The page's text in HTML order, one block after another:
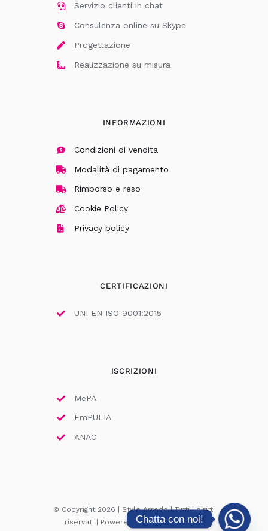
Servizio clienti in chat
Consulenza online su Skype
Progettazione
Realizzazione su misura
INFORMAZIONI
Condizioni di vendita
Modalità di pagamento
Rimborso e reso
Cookie Policy
Privacy policy
CERTIFICAZIONI
UNI EN ISO 9001:2015
ISCRIZIONI
MePA
EmPULIA
ANAC
© Copyright 2026 | Style Arredo | Tutti i diritti
riservati | Powered by Ad Astra Design
Chatta con noi!